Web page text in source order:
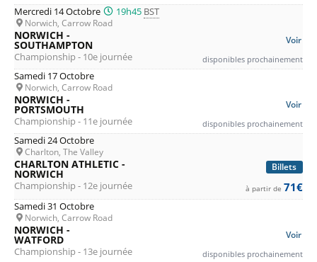
Mercredi 14 Octobre 19h45 BST
Norwich, Carrow Road
Voir
NORWICH -
SOUTHAMPTON
Championship - 10e journée disponibles prochainement
Samedi 17 Octobre
Norwich, Carrow Road
Voir
NORWICH -
PORTSMOUTH
Championship - 11e journée disponibles prochainement
Samedi 24 Octobre
Charlton, The Valley
Billets
CHARLTON ATHLETIC -
NORWICH
Championship - 12e journée à partir de 71€
Samedi 31 Octobre
Norwich, Carrow Road
Voir
NORWICH -
WATFORD
Championship - 13e journée disponibles prochainement